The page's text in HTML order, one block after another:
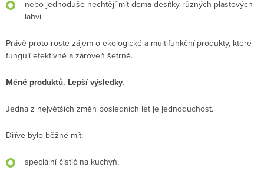
nebo jednoduše nechtějí mít doma desítky různých plastových
lahví.
Právě proto roste zájem o ekologické a multifunkční produkty, které
fungují efektivně a zároveň šetrně.
Méně produktů. Lepší výsledky.
Jedna z největších změn posledních let je jednoduchost.
Dříve bylo běžné mít:
speciální čistič na kuchyň,